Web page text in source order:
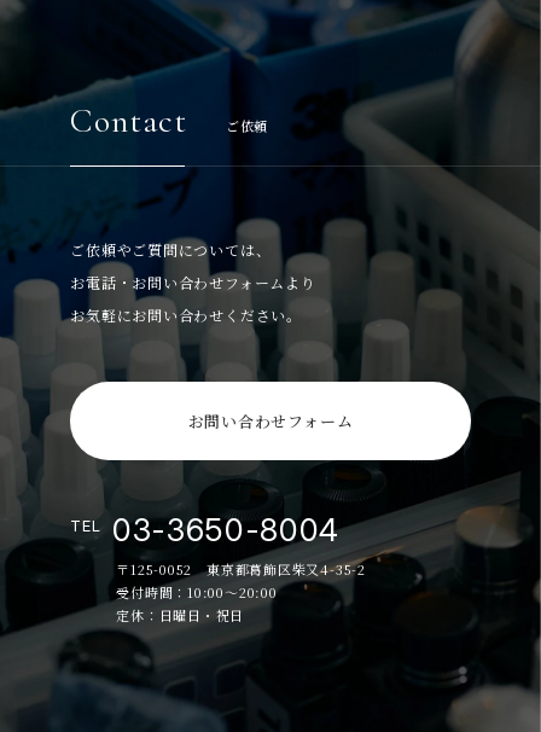
Contact ご依頼
ご依頼やご質問については、
お電話・お問い合わせフォームより
お気軽にお問い合わせください。
お問い合わせフォーム
TEL 03-3650-8004
〒125-0052 東京都葛飾区柴又4-35-2
受付時間：10:00～20:00
定休：日曜日・祝日